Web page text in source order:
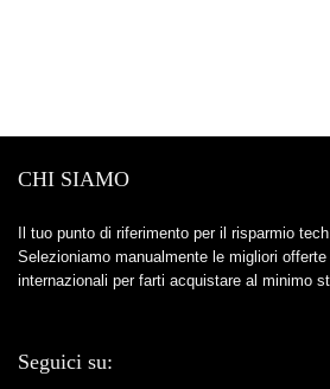
CHI SIAMO
Il tuo punto di riferimento per il risparmio
Selezioniamo manualmente le migliori
internazionali per farti acquistare al minimo
Seguici su: